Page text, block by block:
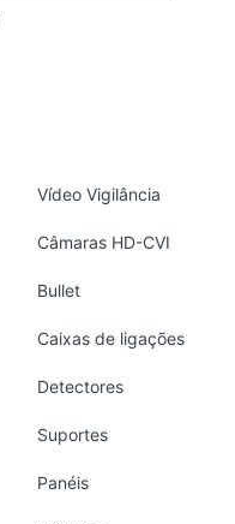
Vídeo Vigilância
Câmaras HD-CVI
Bullet
Caixas de ligações
Detectores
Suportes
Panéis